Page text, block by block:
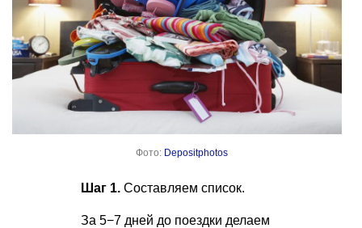
Фото: Depositphotos
Шаг 1. Составляем список.
За 5−7 дней до поездки делаем